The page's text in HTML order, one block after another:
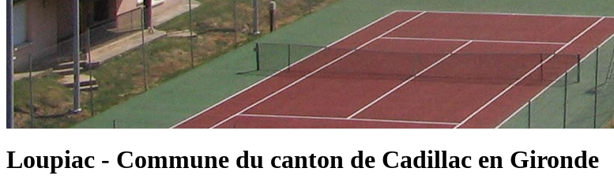
Loupiac - Commune du canton de Cadillac en Gironde